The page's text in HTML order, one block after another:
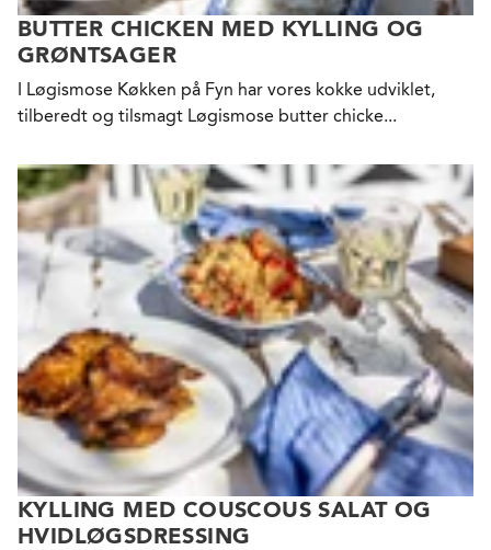
BUTTER CHICKEN MED KYLLING OG
GRØNTSAGER
I Løgismose Køkken på Fyn har vores kokke udviklet,
tilberedt og tilsmagt Løgismose butter chicke...
KYLLING MED COUSCOUS SALAT OG
HVIDLØGSDRESSING